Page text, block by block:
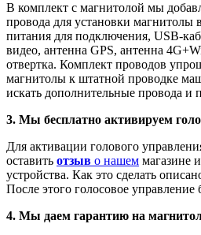
В комплект с магнитолой мы
провода для установки магнитолы
питания для подключения, USB-
видео, антенна GPS, антенна
отвертка. Комплект проводов
магнитолы к штатной проводке
искать дополнительные провода и
3. Мы бесплатно активируем
Для активации голового
оставить отзыв о нашем магазине
устройства. Как это сделать
После этого голосовое управление
4. Мы даем гарантию на